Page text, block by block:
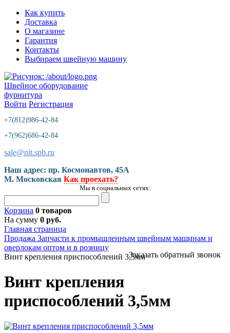
Как купить
Доставка
О магазине
Гарантия
Контакты
Выбираем швейную машину
Швейное оборудование
фурнитура
Войти Регистрация
+7(812)986-42-84
+7(962)686-42-84
sale@nit.spb.ru
Наш адрес: пр. Космонавтов, 45A
М. Московская Как проехать?
Мы в социальных сетях:
Корзина 0 товаров
На сумму 0 руб.
Заказать обратный звонок
Главная страница
Продажа Запчасти к промышленным швейным машинам и
оверлокам оптом и в розницу
Винт крепления приспособлений 3,5мм
Винт крепления
приспособлений 3,5мм